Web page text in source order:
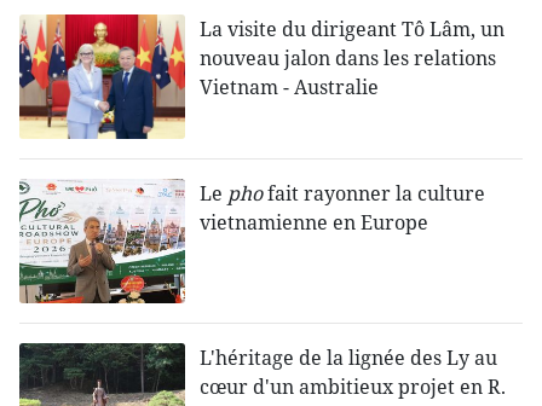
La visite du dirigeant Tô Lâm, un
nouveau jalon dans les relations
Vietnam - Australie
Le phofait rayonner la culture
vietnamienne en Europe
L'héritage de la lignée des Ly au
cœur d'un ambitieux projet en R.